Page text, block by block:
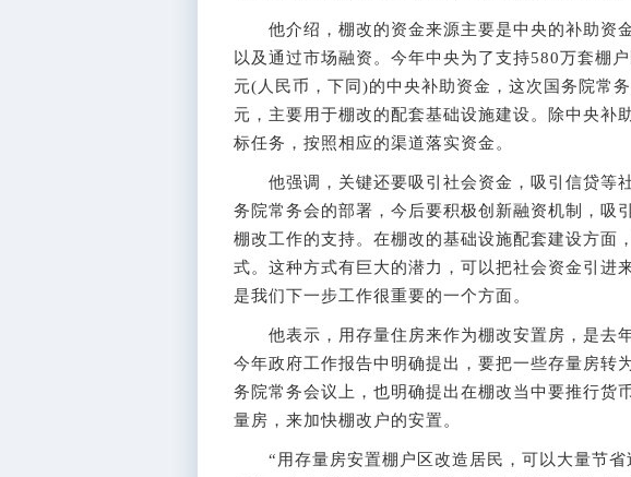
他介绍，棚改的资金来源主要是中央的补助资金
以及通过市场融资。今年中央为了支持580万套棚
元(人民币，下同)的中央补助资金，这次国务院常
元，主要用于棚改的配套基础设施建设。除中央补
标任务，按照相应的渠道落实资金。
他强调，关键还要吸引社会资金，吸引信贷等社
务院常务会的部署，今后要积极创新融资机制，吸
棚改工作的支持。在棚改的基础设施配套建设方面
式。这种方式有巨大的潜力，可以把社会资金引进
是我们下一步工作很重要的一个方面。
他表示，用存量住房来作为棚改安置房，是去年
今年政府工作报告中明确提出，要把一些存量房转
务院常务会议上，也明确提出在棚改当中要推行货
量房，来加快棚改户的安置。
“用存量房安置棚户区改造居民，可以大量节省